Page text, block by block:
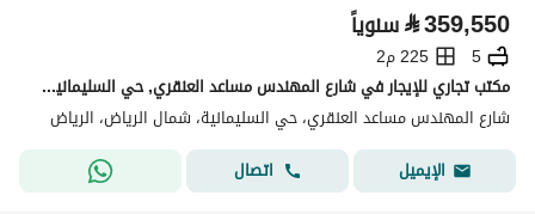
⃁359,550 سنوياً
5
225 م2
مكتب تجاري للإيجار في شارع المهندس مساعد العنقري, حي السليمانية, مدينة الرياض, منطقة الرياض
شارع المهندس مساعد العنقري، حي السليمانية، شمال الرياض، الرياض
الإيميل
اتصال